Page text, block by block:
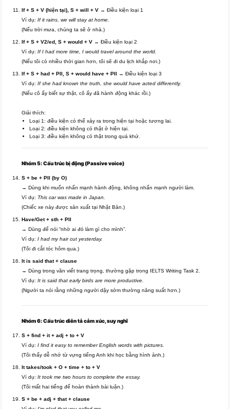
If + S + V (hiện tại), S + will + V → Điều kiện loại 1
Ví dụ:If it rains, we will stay at home.
(Nếu trời mưa, chúng ta sẽ ở nhà.)
If + S + V2/ed, S + would + V → Điều kiện loại 2
Ví dụ:If I had more time, I would travel around the world.
(Nếu tôi có nhiều thời gian hơn, tôi sẽ đi du lịch khắp nơi.)
If + S + had + PII, S + would have + PII → Điều kiện loại 3
Ví dụ:If she had known the truth, she would have acted differently.
(Nếu cô ấy biết sự thật, cô ấy đã hành động khác rồi.)
Giải thích:
Loại 1: điều kiện có thể xảy ra trong hiện tại hoặc tương lai.
Loại 2: điều kiện không có thật ở hiện tại.
Loại 3: điều kiện không có thật trong quá khứ.
Nhóm 5: Cấu trúc bị động (Passive voice)
S + be + PII (by O)
→ Dùng khi muốn nhấn mạnh hành động, không nhấn mạnh người làm.
Ví dụ: This car was made in Japan.
(Chiếc xe này được sản xuất tại Nhật Bản.)
Have/Get + sth + PII
→ Dùng để nói “nhờ ai đó làm gì cho mình”.
Ví dụ:I had my hair cut yesterday.
(Tôi đi cắt tóc hôm qua.)
It is said that + clause
→ Dùng trong văn viết trang trọng, thường gặp trong IELTS Writing Task 2.
Ví dụ:It is said that early birds are more productive.
(Người ta nói rằng những người dậy sớm thường năng suất hơn.)
Nhóm 6: Cấu trúc diễn tả cảm xúc, suy nghĩ
S + find + it + adj + to + V
Ví dụ:I find it easy to remember English words with pictures.
(Tôi thấy dễ nhớ từ vựng tiếng Anh khi học bằng hình ảnh.)
It takes/took + O + time + to + V
Ví dụ:It took me two hours to complete the essay.
(Tôi mất hai tiếng để hoàn thành bài luận.)
S + be + adj + that + clause